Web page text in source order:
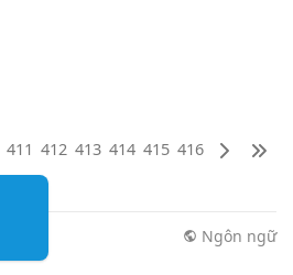
411 412 413 414 415 416
Ngôn ngữ